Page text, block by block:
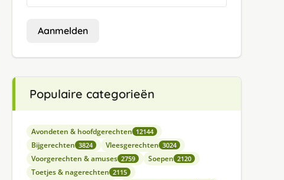
Aanmelden
Populaire categorieën
Avondeten & hoofdgerechten 12144
Bijgerechten 3824 Vleesgerechten 3024
Voorgerechten & amuses 2759 Soepen 2120
Toetjes & nagerechten 2115